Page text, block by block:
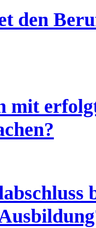
den
mit